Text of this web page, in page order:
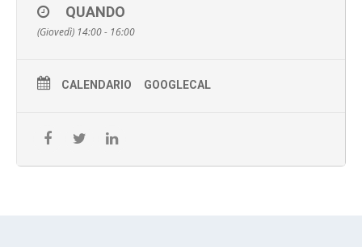
QUANDO
(Giovedì) 14:00 - 16:00
CALENDARIO GOOGLECAL